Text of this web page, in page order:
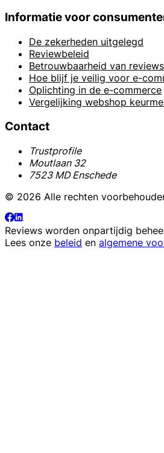
Informatie voor
De zekerheden uitgelegd
Reviewbeleid
Betrouwbaarheid van reviews
Hoe blijf je veilig voor e-
Oplichting in de e-commerce
Vergelijking webshop
Contact
Trustprofile
Moutlaan 32
7523 MD Enschede
© 2026 Alle rechten
Reviews worden onpartijdig
Lees onze beleid en algemene